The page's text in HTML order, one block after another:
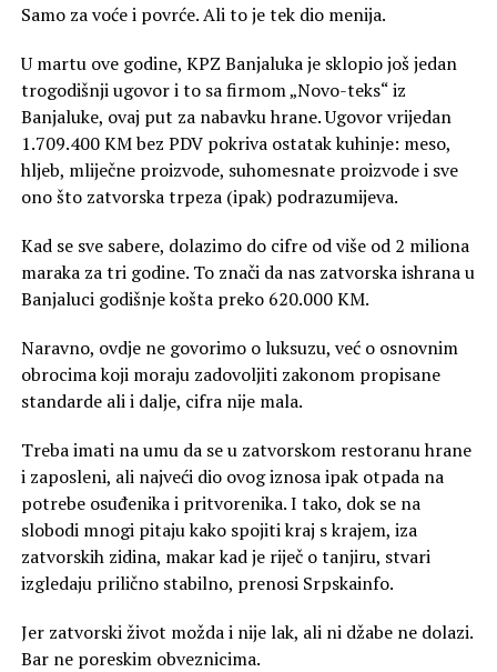
Samo za voće i povrće. Ali to je tek dio menija.
U martu ove godine, KPZ Banjaluka je sklopio još jedan
trogodišnji ugovor i to sa firmom „Novo-teks“ iz
Banjaluke, ovaj put za nabavku hrane. Ugovor vrijedan
1.709.400 KM bez PDV pokriva ostatak kuhinje: meso,
hljeb, mliječne proizvode, suhomesnate proizvode i sve
ono što zatvorska trpeza (ipak) podrazumijeva.
Kad se sve sabere, dolazimo do cifre od više od 2 miliona
maraka za tri godine. To znači da nas zatvorska ishrana u
Banjaluci godišnje košta preko 620.000 KM.
Naravno, ovdje ne govorimo o luksuzu, već o osnovnim
obrocima koji moraju zadovoljiti zakonom propisane
standarde ali i dalje, cifra nije mala.
Treba imati na umu da se u zatvorskom restoranu hrane
i zaposleni, ali najveći dio ovog iznosa ipak otpada na
potrebe osuđenika i pritvorenika. I tako, dok se na
slobodi mnogi pitaju kako spojiti kraj s krajem, iza
zatvorskih zidina, makar kad je riječ o tanjiru, stvari
izgledaju prilično stabilno, prenosi Srpskainfo.
Jer zatvorski život možda i nije lak, ali ni džabe ne dolazi.
Bar ne poreskim obveznicima.